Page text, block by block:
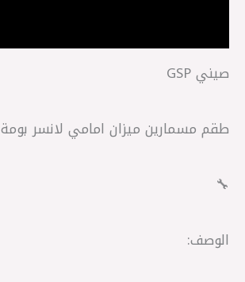
صيني GSP
طقم مسمارين ميزان امامي لانسر بومة
🔧
الوصف: